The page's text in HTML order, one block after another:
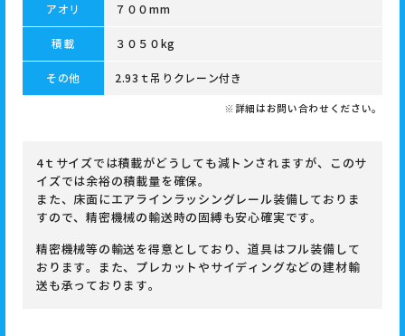
アオリ
７００mm
積載 ３０５０kg
その他 2.93ｔ吊りクレーン付き
※詳細はお問い合わせください。
4ｔサイズでは積載がどうしても減トンされますが、このサ
イズでは余裕の積載量を確保。
また、床面にエアラインラッシングレール装備しておりま
すので、精密機械の輸送時の固縛も安心確実です。
精密機械等の輸送を得意としており、道具はフル装備して
おります。また、プレカットやサイディングなどの建材輸
送も承っております。